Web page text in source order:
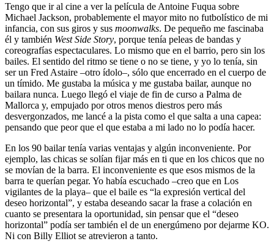
Tengo que ir al cine a ver la película de Antoine Fuqua sobre
Michael Jackson, probablemente el mayor mito no futbolístico de mi
infancia, con sus giros y sus moonwalks. De pequeño me fascinaba
él y también West Side Story, porque tenía peleas de bandas y
coreografías espectaculares. Lo mismo que en el barrio, pero sin los
bailes. El sentido del ritmo se tiene o no se tiene, y yo lo tenía, sin
ser un Fred Astaire –otro ídolo–, sólo que encerrado en el cuerpo de
un tímido. Me gustaba la música y me gustaba bailar, aunque no
bailara nunca. Luego llegó el viaje de fin de curso a Palma de
Mallorca y, empujado por otros menos diestros pero más
desvergonzados, me lancé a la pista como el que salta a una capea:
pensando que peor que el que estaba a mi lado no lo podía hacer.
En los 90 bailar tenía varias ventajas y algún inconveniente. Por
ejemplo, las chicas se solían fijar más en ti que en los chicos que no
se movían de la barra. El inconveniente es que esos mismos de la
barra te querían pegar. Yo había escuchado –creo que en Los
vigilantes de la playa– que el baile es “la expresión vertical del
deseo horizontal”, y estaba deseando sacar la frase a colación en
cuanto se presentara la oportunidad, sin pensar que el “deseo
horizontal” podía ser también el de un energúmeno por dejarme KO.
Ni con Billy Elliot se atrevieron a tanto.